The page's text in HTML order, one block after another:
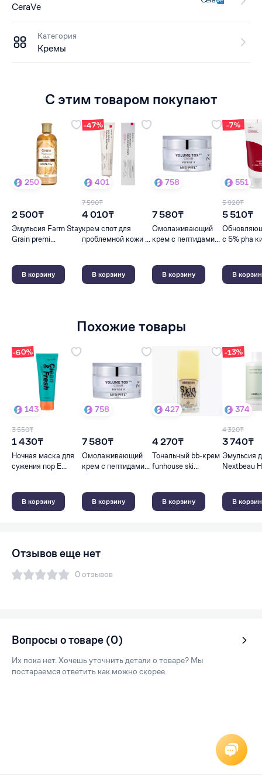
CeraVe
Категория
Кремы
С этим товаром покупают
250
2 500₸
Эмульсия Farm Stay
Grain premi...
В корзину
-47%
401
7 590₸
4 010₸
крем спот для
проблемной кожи ...
В корзину
758
7 580₸
Омолаживающий
крем с пептидами...
В корзину
-7%
551
5 920₸
5 510₸
c 5% pha
В
Похожие товары
-60%
143
3 550₸
1 430₸
Ночная маска для
сужения пор E...
В корзину
758
7 580₸
Омолаживающий
крем с пептидами...
В корзину
427
4 270₸
Тональный bb-крем
funhouse ski...
В корзину
-13%
374
4 320₸
3 740₸
Эмульсия
Nextbeau
В
Отзывов еще нет
0 отзывов
Вопросы о товаре (0)
Их пока нет. Хочешь уточнить детали о товаре? Мы
постараемся ответить как можно скорее.